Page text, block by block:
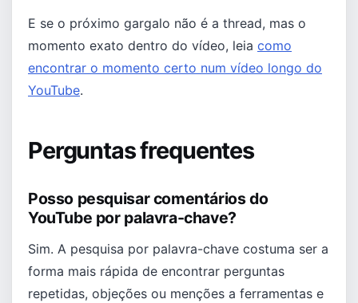
E se o próximo gargalo não é a thread, mas o
momento exato dentro do vídeo, leia como
encontrar o momento certo num vídeo longo do
YouTube.
Perguntas frequentes
Posso pesquisar comentários do
YouTube por palavra-chave?
Sim. A pesquisa por palavra-chave costuma ser a
forma mais rápida de encontrar perguntas
repetidas, objeções ou menções a ferramentas e